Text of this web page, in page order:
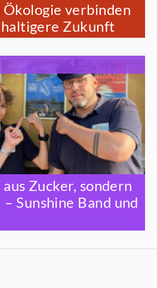
verbinden
Zukunft
Zucker, sondern
Sunshine Band und